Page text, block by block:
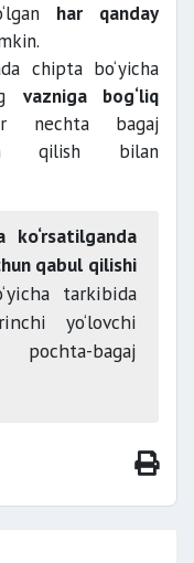
har qanday
chipta bo‘yicha
vazniga bog‘liq
bagaj
qilish bilan
ko‘rsatilganda
qabul qilishi
tarkibida
yo‘lovchi
bagaj